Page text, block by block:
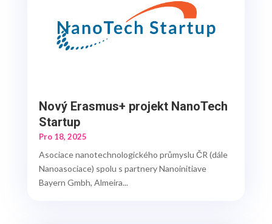
Nový Erasmus+ projekt NanoTech
Startup
Pro 18, 2025
Asociace nanotechnologického průmyslu ČR (dále
Nanoasociace) spolu s partnery Nanoinitiave
Bayern Gmbh, Almeira...